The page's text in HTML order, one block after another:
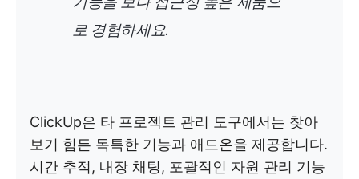
로 경험하세요.
ClickUp은 타 프로젝트 관리 도구에서는 찾아
보기 힘든 독특한 기능과 애드온을 제공합니다.
시간 추적, 내장 채팅, 포괄적인 자원 관리 기능